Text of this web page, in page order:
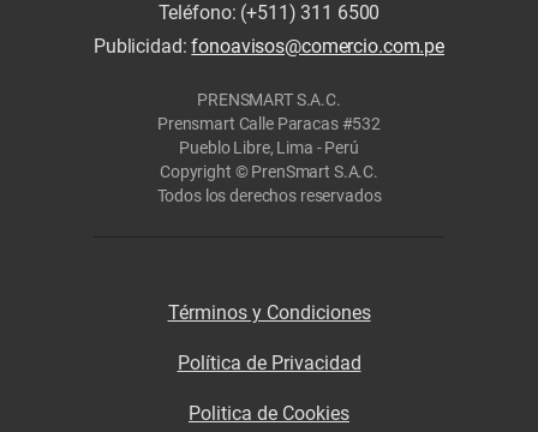
Teléfono: (+511) 311 6500
Publicidad:fonoavisos@comercio.com.pe
PRENSMART S.A.C.
Prensmart Calle Paracas #532
Pueblo Libre, Lima - Perú
Copyright © PrenSmart S.A.C.
Todos los derechos reservados
Términos y Condiciones
Política de Privacidad
Politica de Cookies